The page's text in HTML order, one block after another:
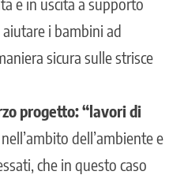
i bambini ad
sicura sulle strisce
progetto:“lavori di
nell’ambito dell’ambiente e
che in questo caso